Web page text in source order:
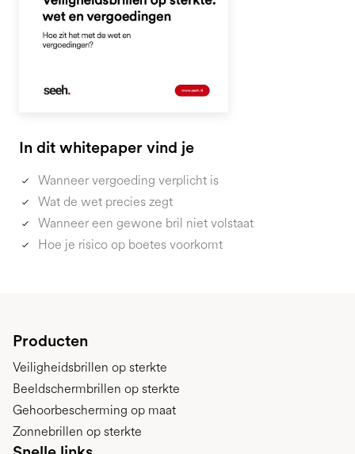
In dit whitepaper vind je
Wanneer vergoeding verplicht is
Wat de wet precies zegt
Wanneer een gewone bril niet volstaat
Hoe je risico op boetes voorkomt
Producten
Veiligheidsbrillen op sterkte
Beeldschermbrillen op sterkte
Gehoorbescherming op maat
Zonnebrillen op sterkte